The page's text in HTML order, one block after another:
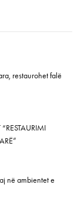
restaurohet falë
në ambientet e